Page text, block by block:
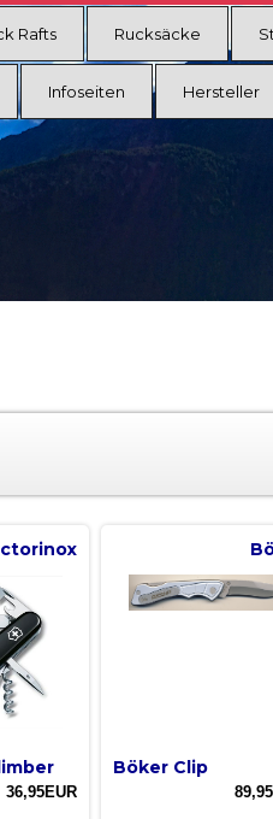
Rafts Rucksäcke
Infoseiten Hersteller
36,95EUR
Böker Clip